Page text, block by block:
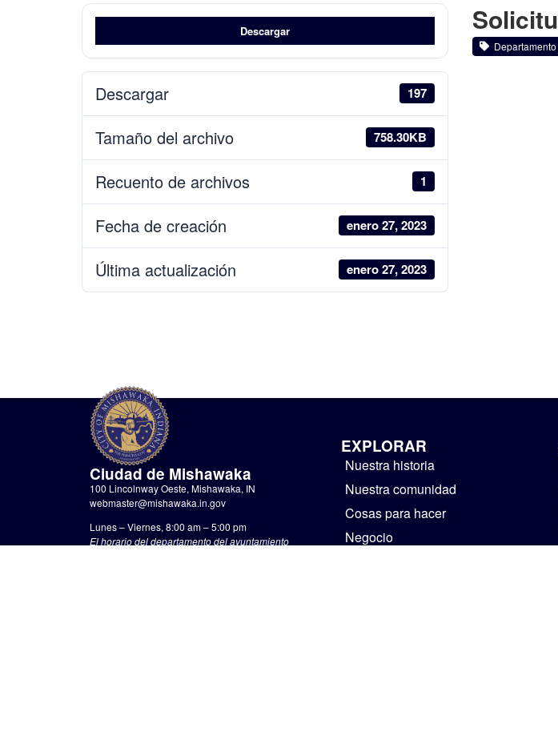
Descargar
Descargar 197
Tamaño del archivo 758.30KB
Recuento de archivos 1
Fecha de creación enero 27, 2023
Última actualización enero 27, 2023
Departamento
Ciudad de Mishawaka
100 Lincolnway Oeste, Mishawaka, IN
webmaster@mishawaka.in.gov
Lunes – Viernes, 8:00 am – 5:00 pm
El horario del departamento del ayuntamiento
EXPLORAR
Nuestra historia
Nuestra comunidad
Cosas para hacer
Negocio